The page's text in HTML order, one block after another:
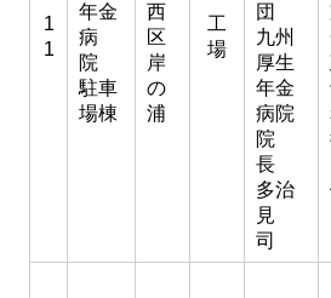
1
1
年金
病
院
駐車
場棟
西
区
岸
の
浦
工
場
団
九州
厚生
年金
病院
院
長
多治
見
司